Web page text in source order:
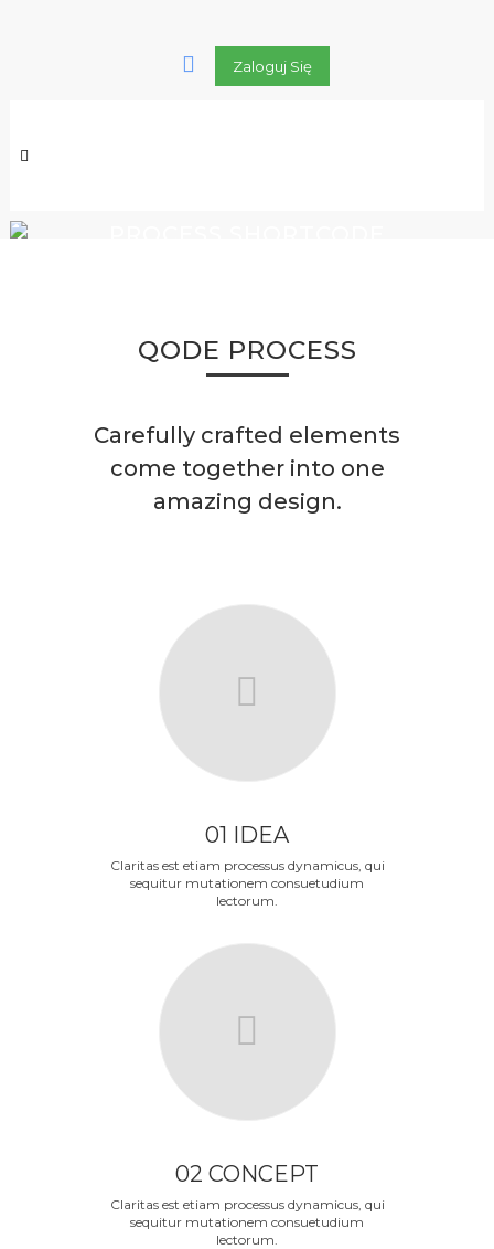
Zaloguj Się
QODE PROCESS
Carefully crafted elements
come together into one
amazing design.
01 IDEA
Claritas est etiam processus dynamicus, qui
sequitur mutationem consuetudium
lectorum.
02 CONCEPT
Claritas est etiam processus dynamicus, qui
sequitur mutationem consuetudium
lectorum.